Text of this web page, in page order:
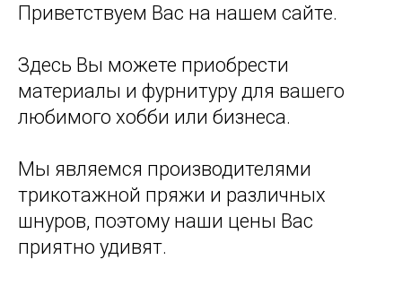
Приветствуем Вас на нашем сайте.
Здесь Вы можете приобрести
материалы и фурнитуру для вашего
любимого хобби или бизнеса.
Мы являемся производителями
трикотажной пряжи и различных
шнуров, поэтому наши цены Вас
приятно удивят.